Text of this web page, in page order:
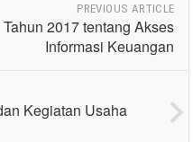
PREVIOUS ARTICLE
2017 tentang Akses
Informasi Keuangan
Kegiatan Usaha